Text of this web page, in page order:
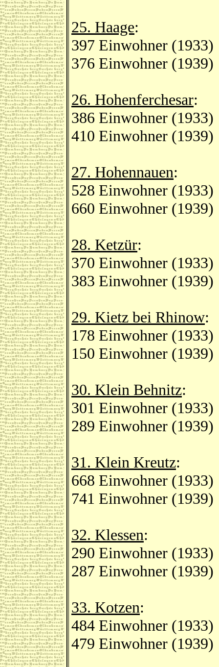
25. Haage:
397 Einwohner (1933)
376 Einwohner (1939)
26. Hohenferchesar:
386 Einwohner (1933)
410 Einwohner (1939)
27. Hohennauen:
528 Einwohner (1933)
660 Einwohner (1939)
28. Ketzür:
370 Einwohner (1933)
383 Einwohner (1939)
29. Kietz bei Rhinow:
178 Einwohner (1933)
150 Einwohner (1939)
30. Klein Behnitz:
301 Einwohner (1933)
289 Einwohner (1939)
31. Klein Kreutz:
668 Einwohner (1933)
741 Einwohner (1939)
32. Klessen:
290 Einwohner (1933)
287 Einwohner (1939)
33. Kotzen:
484 Einwohner (1933)
479 Einwohner (1939)